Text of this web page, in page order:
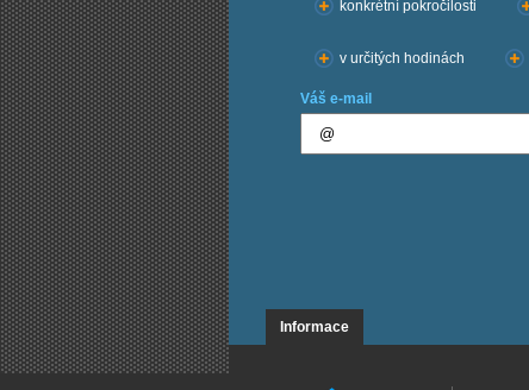
konkrétní pokročilosti
v určitých hodinách
Váš e-mail
Informace